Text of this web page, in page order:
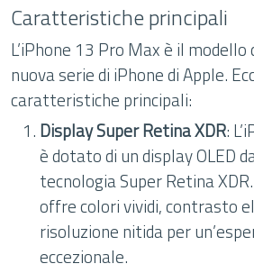
Caratteristiche principali
L’iPhone 13 Pro Max è il
nuova serie di iPhone di Apple.
caratteristiche principali:
Display Super Retina XDR:
è dotato di un display OLED
tecnologia Super Retina
offre colori vividi, contrasto
risoluzione nitida per
eccezionale.